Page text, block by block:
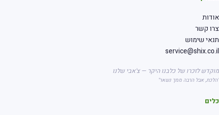
קשר
שימוש
לזכרו של כלבנו היקר — צ'אבי שלנו
אבל הרבה ממך נשאר"